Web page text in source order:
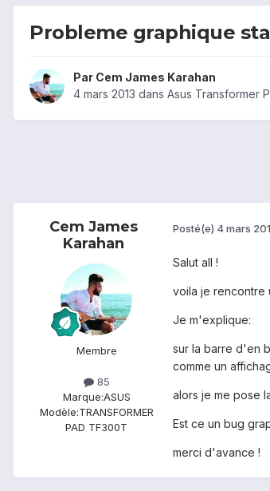
Probleme graphique
Par Cem James Karahan
4 mars 2013 dans Asus Transformer
Cem James
Karahan
Membre
85
Marque:ASUS
Modèle:TRANSFORMER
PAD TF300T
Posté(e) 4 mars
Salut all !
voila je rencontre
Je m'explique:
sur la barre d'en
comme un
alors je me pose
Est ce un bug
merci d'avance !